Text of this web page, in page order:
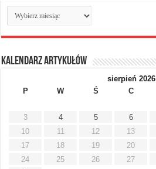
Archiwum
miesięczne
Kalendarz artykułów
sierpień 2026
P
W Ś C
3
4 5 6
10
11 12 13
17
18 19 20
24
25 26 27